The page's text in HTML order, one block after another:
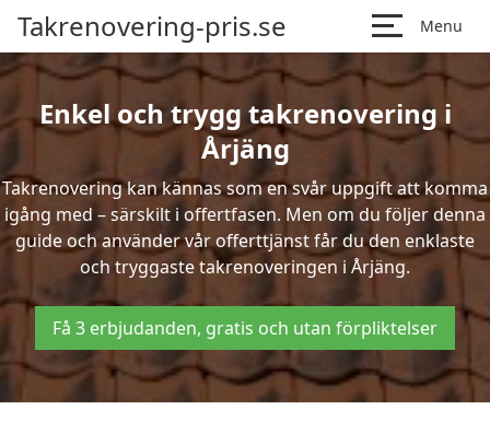
Takrenovering-pris.se Menu
Enkel och trygg takrenovering i
Årjäng
Takrenovering kan kännas som en svår uppgift att komma
igång med – särskilt i offertfasen. Men om du följer denna
guide och använder vår offerttjänst får du den enklaste
och tryggaste takrenoveringen i Årjäng.
Få 3 erbjudanden, gratis och utan förpliktelser